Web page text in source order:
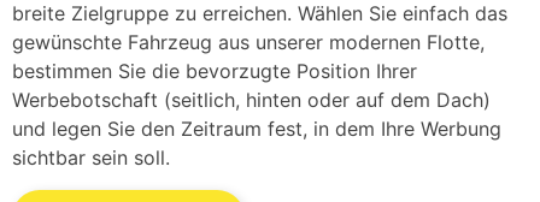
breite Zielgruppe zu erreichen. Wählen Sie einfach das
gewünschte Fahrzeug aus unserer modernen Flotte,
bestimmen Sie die bevorzugte Position Ihrer
Werbebotschaft (seitlich, hinten oder auf dem Dach)
und legen Sie den Zeitraum fest, in dem Ihre Werbung
sichtbar sein soll.